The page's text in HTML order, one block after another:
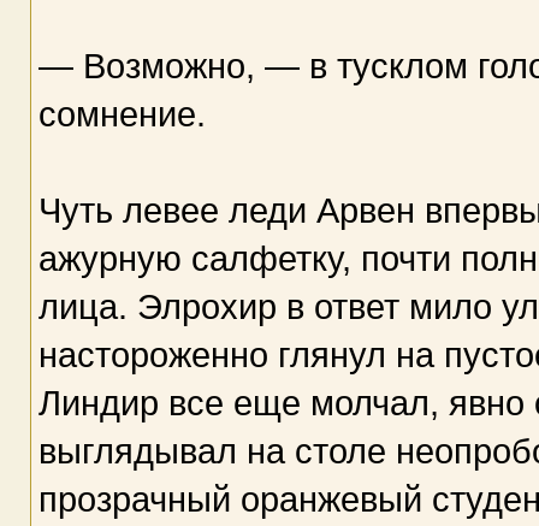
— Возможно, — в тусклом
сомнение.
Чуть левее леди Арвен
ажурную салфетку, почти
лица. Элрохир в ответ мило
настороженно глянул на
Линдир все еще молчал, явно
выглядывал на столе
прозрачный оранжевый